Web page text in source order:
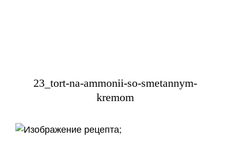
23_tort-na-ammonii-so-smetannym-
kremom
;